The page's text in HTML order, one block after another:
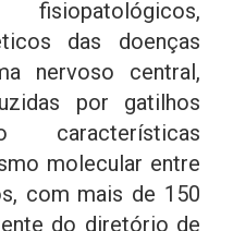
das doenças
nervoso central,
por gatilhos
características
molecular entre
com mais de 150
do diretório de